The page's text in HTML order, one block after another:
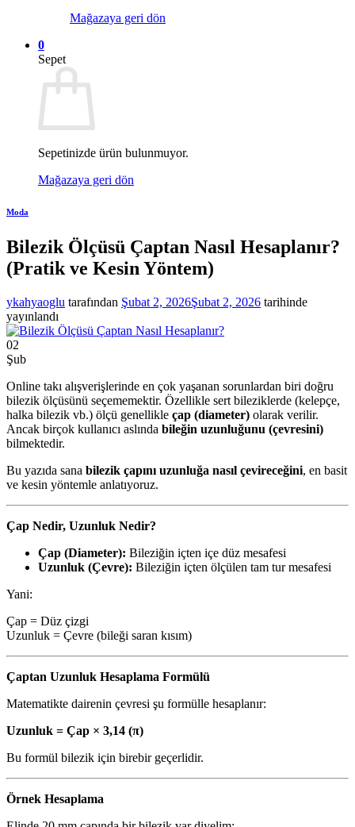
Mağazaya geri dön
0
Sepet
Sepetinizde ürün bulunmuyor.
Mağazaya geri dön
Moda
Bilezik Ölçüsü Çaptan Nasıl Hesaplanır?
(Pratik ve Kesin Yöntem)
ykahyaoglu tarafından Şubat 2, 2026Şubat 2, 2026 tarihinde
yayınlandı
02
Şub
Online takı alışverişlerinde en çok yaşanan sorunlardan biri doğru
bilezik ölçüsünü seçememektir. Özellikle sert bileziklerde (kelepçe,
halka bilezik vb.) ölçü genellikle çap (diameter) olarak verilir.
Ancak birçok kullanıcı aslında bileğin uzunluğunu (çevresini)
bilmektedir.
Bu yazıda sana bilezik çapını uzunluğa nasıl çevireceğini, en basit
ve kesin yöntemle anlatıyoruz.
Çap Nedir, Uzunluk Nedir?
Çap (Diameter): Bileziğin içten içe düz mesafesi
Uzunluk (Çevre): Bileziğin içten ölçülen tam tur mesafesi
Yani:
Çap = Düz çizgi
Uzunluk = Çevre (bileği saran kısım)
Çaptan Uzunluk Hesaplama Formülü
Matematikte dairenin çevresi şu formülle hesaplanır:
Uzunluk = Çap × 3,14 (π)
Bu formül bilezik için birebir geçerlidir.
Örnek Hesaplama